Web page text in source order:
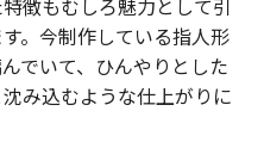
徴もむしろ魅力として引
。今制作している指人形
でいて、ひんやりとした
み込むような仕上がりに